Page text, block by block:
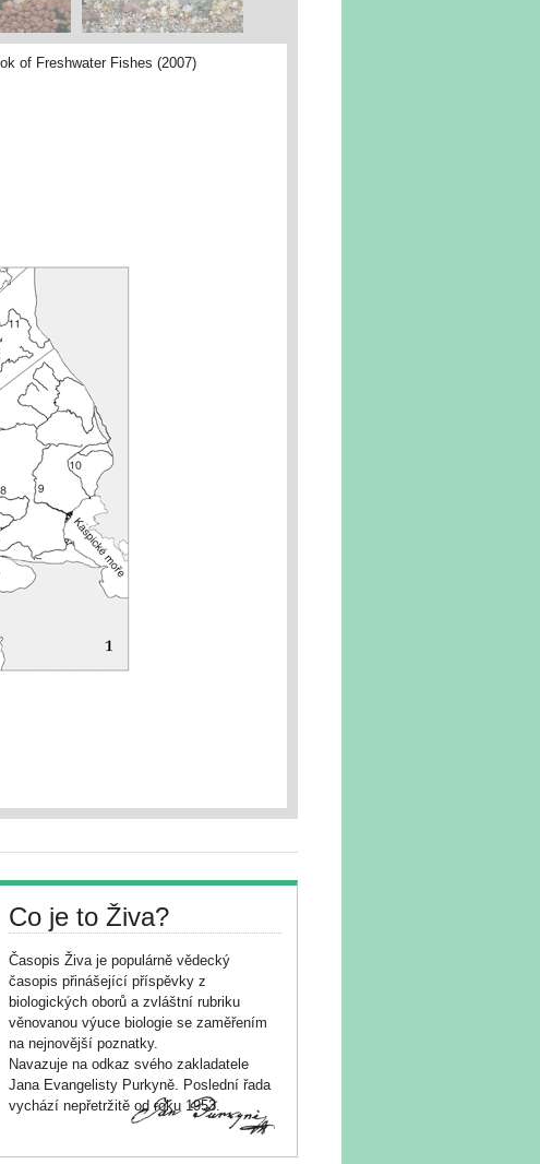
of Freshwater Fishes (2007)
Co je to Živa?
Časopis Živa je populárně vědecký
časopis přinášející příspěvky z
biologických oborů a zvláštní rubriku
věnovanou výuce biologie se zaměřením
na nejnovější poznatky.
Navazuje na odkaz svého zakladatele
Jana Evangelisty Purkyně. Poslední řada
vychází nepřetržitě od roku 1953.